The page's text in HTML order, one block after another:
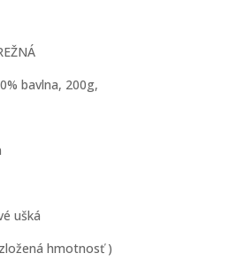
bavlna, 200g,
ušká
hmotnosť )